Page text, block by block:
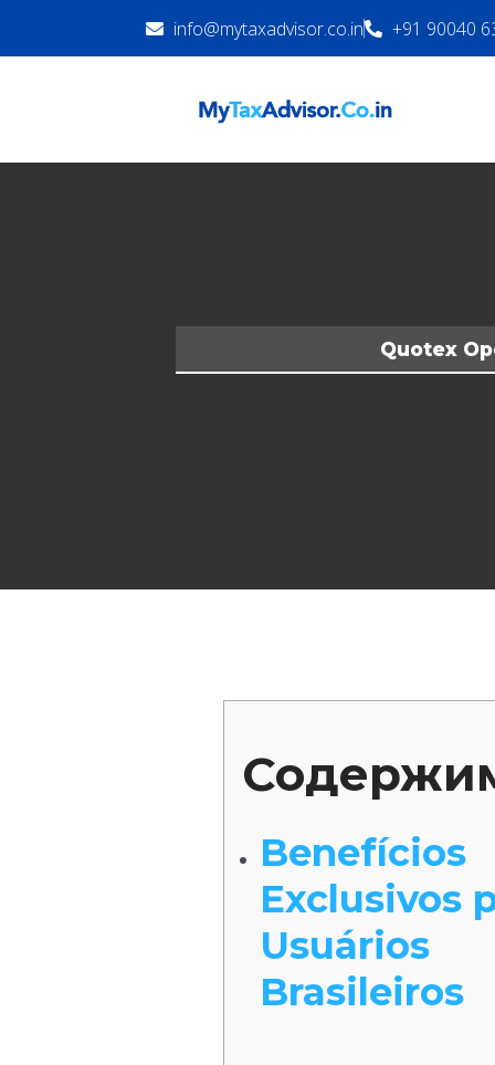
info@mytaxadvisor.co.in +91 90040
Quotex
Benefícios
Exclusivos
Usuários
Brasileiros